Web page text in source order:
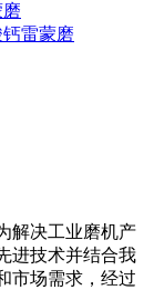
雷蒙磨
解决工业磨机产
进技术并结合我
市场需求，经过